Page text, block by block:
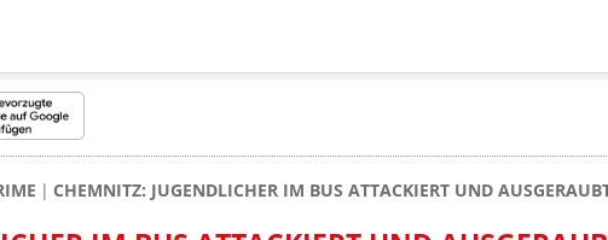
CHEMNITZ: JUGENDLICHER IM BUS ATTACKIERT UND